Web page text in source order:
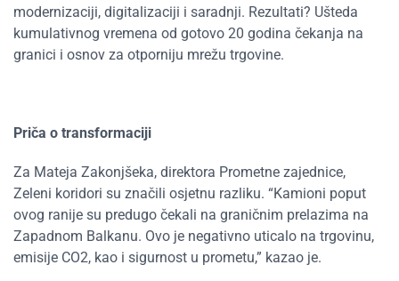
modernizaciji, digitalizaciji i saradnji. Rezultati? Ušteda
kumulativnog vremena od gotovo 20 godina čekanja na
granici i osnov za otporniju mrežu trgovine.
Priča o transformaciji
Za Mateja Zakonjšeka, direktora Prometne zajednice,
Zeleni koridori su značili osjetnu razliku. “Kamioni poput
ovog ranije su predugo čekali na graničnim prelazima na
Zapadnom Balkanu. Ovo je negativno uticalo na trgovinu,
emisije CO2, kao i sigurnost u prometu,” kazao je.